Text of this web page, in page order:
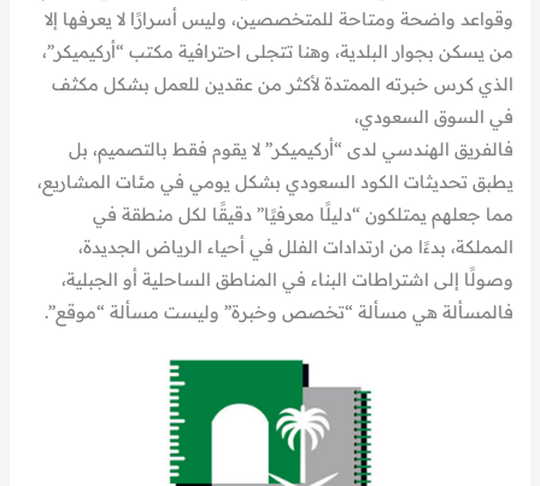
وقواعد واضحة ومتاحة للمتخصصين، وليس أسرارًا لا يعرفها إلا
من يسكن بجوار البلدية، وهنا تتجلى احترافية مكتب “أركيميكر”،
الذي كرس خبرته الممتدة لأكثر من عقدين للعمل بشكل مكثف
في السوق السعودي،
فالفريق الهندسي لدى “أركيميكر” لا يقوم فقط بالتصميم، بل
يطبق تحديثات الكود السعودي بشكل يومي في مئات المشاريع،
مما جعلهم يمتلكون “دليلًا معرفيًا” دقيقًا لكل منطقة في
المملكة، بدءًا من ارتدادات الفلل في أحياء الرياض الجديدة،
وصولًا إلى اشتراطات البناء في المناطق الساحلية أو الجبلية،
فالمسألة هي مسألة “تخصص وخبرة” وليست مسألة “موقع”.